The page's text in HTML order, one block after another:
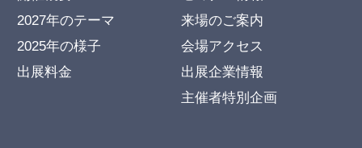
2027年のテーマ
2025年の様子
出展料金
来場のご案内
会場アクセス
出展企業情報
主催者特別企画